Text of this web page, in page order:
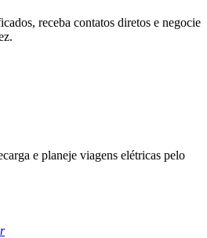
receba contatos diretos e negocie
e planeje viagens elétricas pelo